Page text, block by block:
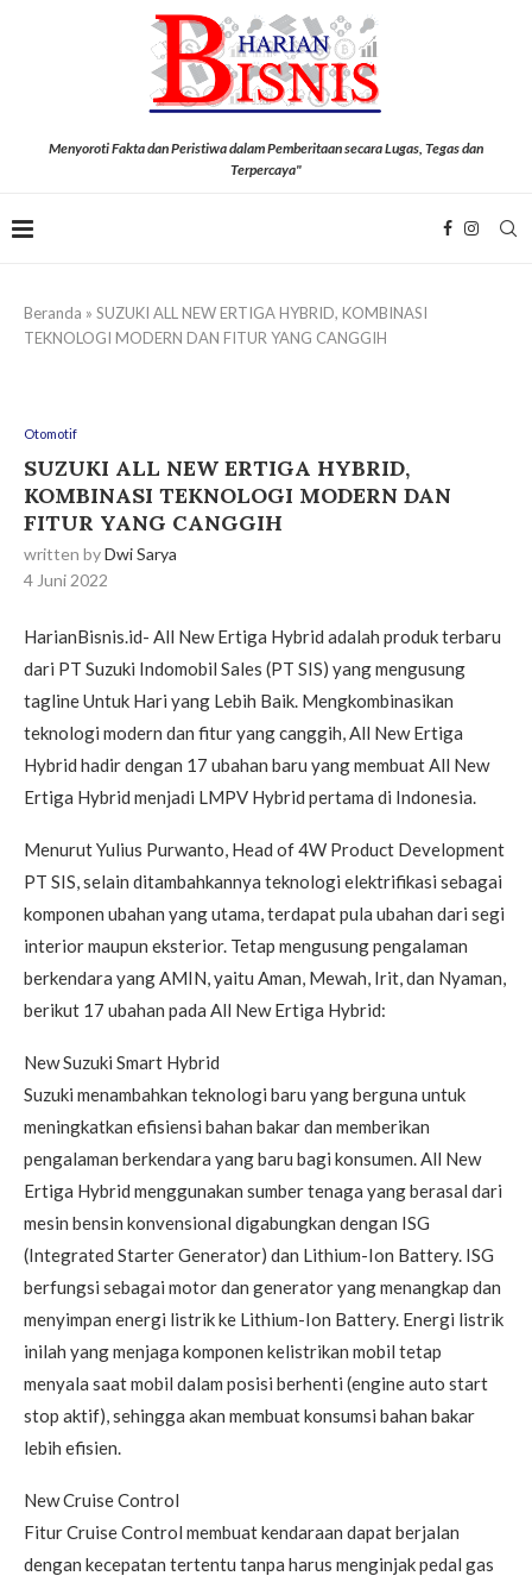
Menyoroti Fakta dan Peristiwa dalam Pemberitaan secara Lugas, Tegas dan
Terpercaya"
Beranda » SUZUKI ALL NEW ERTIGA HYBRID, KOMBINASI
TEKNOLOGI MODERN DAN FITUR YANG CANGGIH
Otomotif
SUZUKI ALL NEW ERTIGA HYBRID,
KOMBINASI TEKNOLOGI MODERN DAN
FITUR YANG CANGGIH
written byDwi Sarya
4 Juni 2022
HarianBisnis.id- All New Ertiga Hybrid adalah produk terbaru
dari PT Suzuki Indomobil Sales (PT SIS) yang mengusung
tagline Untuk Hari yang Lebih Baik. Mengkombinasikan
teknologi modern dan fitur yang canggih, All New Ertiga
Hybrid hadir dengan 17 ubahan baru yang membuat All New
Ertiga Hybrid menjadi LMPV Hybrid pertama di Indonesia.
Menurut Yulius Purwanto, Head of 4W Product Development
PT SIS, selain ditambahkannya teknologi elektrifikasi sebagai
komponen ubahan yang utama, terdapat pula ubahan dari segi
interior maupun eksterior. Tetap mengusung pengalaman
berkendara yang AMIN, yaitu Aman, Mewah, Irit, dan Nyaman,
berikut 17 ubahan pada All New Ertiga Hybrid:
New Suzuki Smart Hybrid
Suzuki menambahkan teknologi baru yang berguna untuk
meningkatkan efisiensi bahan bakar dan memberikan
pengalaman berkendara yang baru bagi konsumen. All New
Ertiga Hybrid menggunakan sumber tenaga yang berasal dari
mesin bensin konvensional digabungkan dengan ISG
(Integrated Starter Generator) dan Lithium-Ion Battery. ISG
berfungsi sebagai motor dan generator yang menangkap dan
menyimpan energi listrik ke Lithium-Ion Battery. Energi listrik
inilah yang menjaga komponen kelistrikan mobil tetap
menyala saat mobil dalam posisi berhenti (engine auto start
stop aktif), sehingga akan membuat konsumsi bahan bakar
lebih efisien.
New Cruise Control
Fitur Cruise Control membuat kendaraan dapat berjalan
dengan kecepatan tertentu tanpa harus menginjak pedal gas